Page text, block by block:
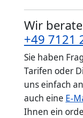
Wir
+49 7121
Sie haben
Tarifen oder
uns einfach
auch eine E-
Ihnen ein